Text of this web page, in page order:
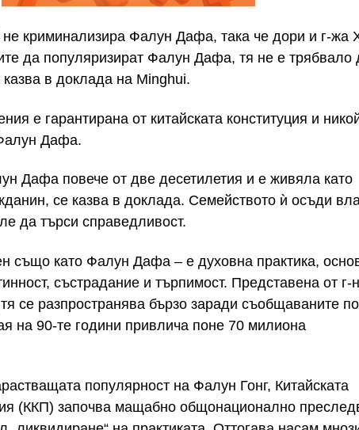
не криминализира Фалун Дафа, така че дори и г-жа
да популяризират Фалун Дафа, тя не е трябвало
казва в доклада на Minghui.
е гарантирана от китайската конституция и
Дафа.
Дафа повече от две десетилетия и е живяла като
се казва в доклада. Семейството ѝ осъди
да търси справедливост.
също като Фалун Дафа – е духовна практика,
състрадание и търпимост. Представена от г-
се разпространява бързо заради съобщаваните
на 90-те години привлича поне 70 милиона
популярност на Фалун Гонг, Китайската
(ККП) започва мащабно общонационално